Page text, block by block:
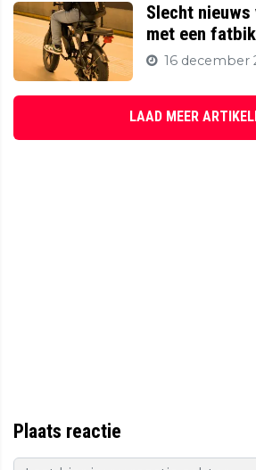
Slecht
met een
16 december
LAAD MEER
Plaats reactie